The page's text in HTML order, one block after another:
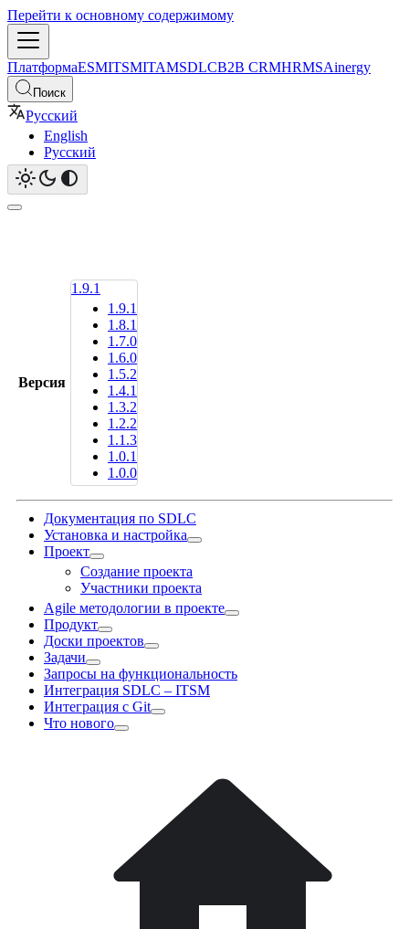
Перейти к основному содержимому
ПлатформаESMITSMITAMSDLCB2B CRMHRMSAinergy
Поиск
Русский
English
Русский
Версия
1.9.1
1.9.1
1.8.1
1.7.0
1.6.0
1.5.2
1.4.1
1.3.2
1.2.2
1.1.3
1.0.1
1.0.0
Документация по SDLC
Установка и настройка
Проект
Создание проекта
Участники проекта
Agile методологии в проекте
Продукт
Доски проектов
Задачи
Запросы на функциональность
Интеграция SDLC – ITSM
Интеграция с Git
Что нового